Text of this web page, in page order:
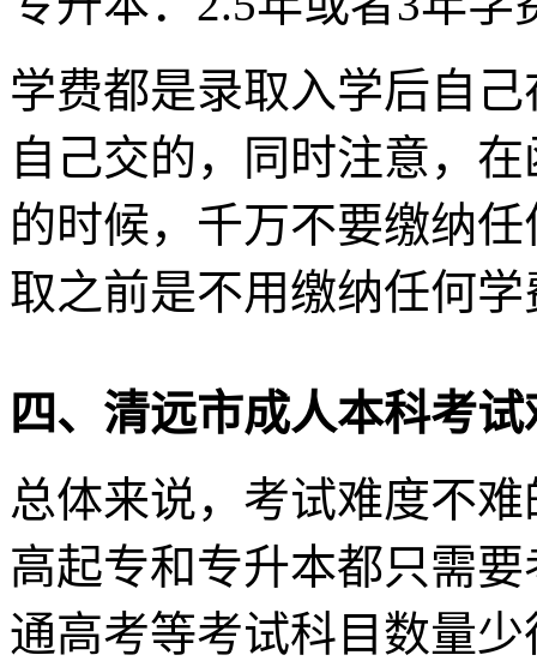
学费都是录取入学后自
自己交的，同时注意，
的时候，千万不要缴纳
取之前是不用缴纳任何
四、清远市成人本科考
总体来说，考试难度不
高起专和专升本都只需
通高考等考试科目数量少